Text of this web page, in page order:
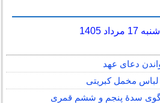
1405
دعای عهد
مخمل کبریتی
سدهٔ پنجم و ششم قمری